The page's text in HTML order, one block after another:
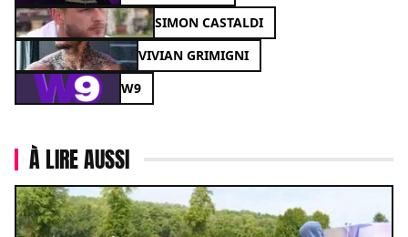
SIMON CASTALDI
VIVIAN GRIMIGNI
W9
À LIRE AUSSI